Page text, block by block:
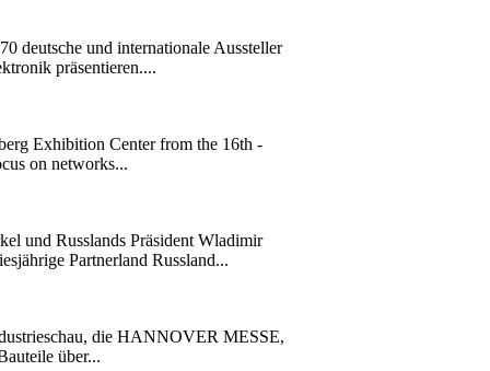
deutsche und internationale Aussteller
präsentieren....
Exhibition Center from the 16th -
on networks...
und Russlands Präsident Wladimir
Partnerland Russland...
die HANNOVER MESSE,
über...